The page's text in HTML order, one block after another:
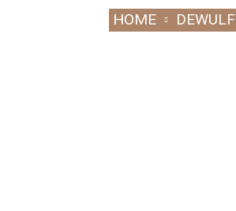
HOME DEWULF